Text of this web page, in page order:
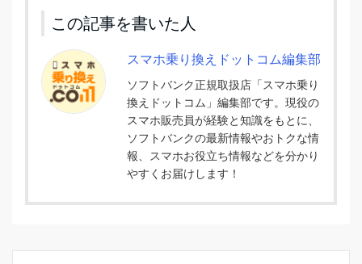
この記事を書いた人
スマホ乗り換えドットコム編集部
ソフトバンク正規取扱店「スマホ乗り
換えドットコム」編集部です。現役の
スマホ販売員が経験と知識をもとに、
ソフトバンクの最新情報やおトクな情
報、スマホお役立ち情報などを分かり
やすくお届けします！